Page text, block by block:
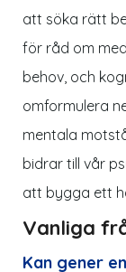
att söka rätt
för råd om
behov, och
omformulera
mentala
bidrar till vår
att bygga ett
Vanliga
Kan gener